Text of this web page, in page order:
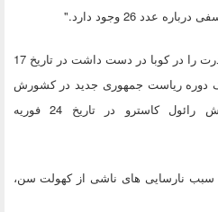
عدد 26 وجود دارد."
فیدل کاسترو که به مدت 49 سال قدرت را در کوبا در دست داشت در تاریخ 17
تصدی یک دوره ریاست جمهوری جدید در کشورش
منصرف شد و برادر 76 ساله‌اش رائول کاسترو در تاریخ 24 فوریه
در 90 سالگی، به سبب نارسایی های ناشی از کهولت سن،